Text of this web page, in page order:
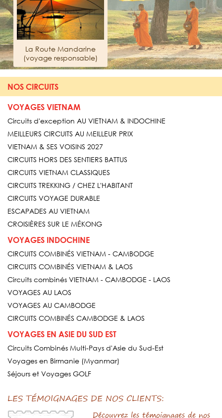
La Route Mandarine
(voyage responsable)
NOS CIRCUITS
VOYAGES VIETNAM
Circuits d'exception AU VIETNAM & INDOCHINE
MEILLEURS CIRCUITS AU MEILLEUR PRIX
VIETNAM & SES VOISINS 2027
CIRCUITS HORS DES SENTIERS BATTUS
CIRCUITS VIETNAM CLASSIQUES
CIRCUITS TREKKING / CHEZ L'HABITANT
CIRCUITS VOYAGE DURABLE
ESCAPADES AU VIETNAM
CROISIÈRES SUR LE MÉKONG
VOYAGES INDOCHINE
CIRCUITS COMBINÉS VIETNAM - CAMBODGE
CIRCUITS COMBINÉS VIETNAM & LAOS
Circuits combinés VIETNAM - CAMBODGE - LAOS
VOYAGES AU LAOS
VOYAGES AU CAMBODGE
CIRCUITS COMBINÉS CAMBODGE & LAOS
VOYAGES EN ASIE DU SUD EST
Circuits Combinés Multi-Pays d'Asie du Sud-Est
Voyages en Birmanie (Myanmar)
Séjours et Voyages GOLF
LES TÉMOIGNAGES DE NOS CLIENTS:
Découvrez les témoignages de nos